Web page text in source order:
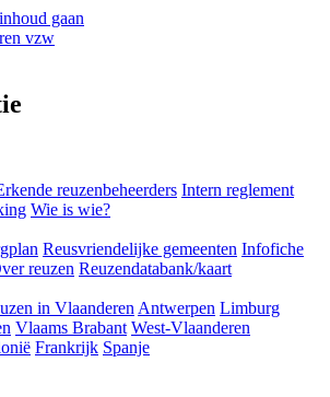
gaan
reuzenbeheerders Intern reglement
Wie is wie?
Reusvriendelijke gemeenten Infofiche
reuzen Reuzendatabank/kaart
in Vlaanderen Antwerpen Limburg
Vlaams Brabant West-Vlaanderen
Frankrijk Spanje